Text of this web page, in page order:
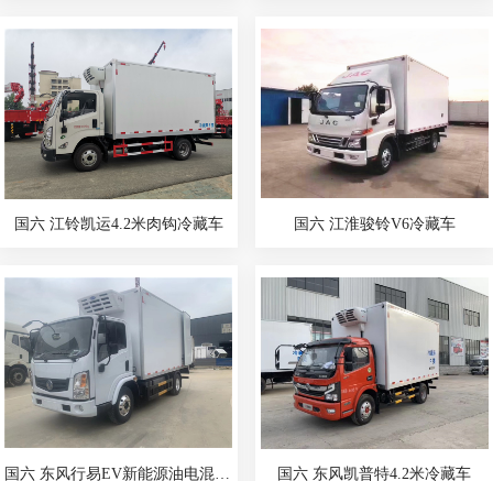
国六 江铃凯运4.2米肉钩冷藏车 国六 江淮骏铃V6冷藏车
国六 东风凯普特4.2米冷藏车